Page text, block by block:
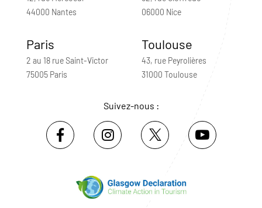
44000 Nantes
06000 Nice
Paris
2 au 18 rue Saint-Victor
75005 Paris
Toulouse
43, rue Peyrolières
31000 Toulouse
Suivez-nous :